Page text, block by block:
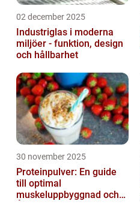
02 december 2025
Industriglas i moderna
miljöer - funktion, design
och hållbarhet
30 november 2025
Proteinpulver: En guide
till optimal
muskeluppbyggnad och